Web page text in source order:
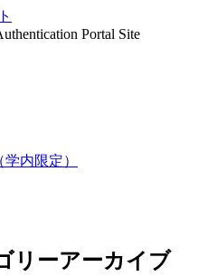
Portal Site
内限定）
リーアーカイブ